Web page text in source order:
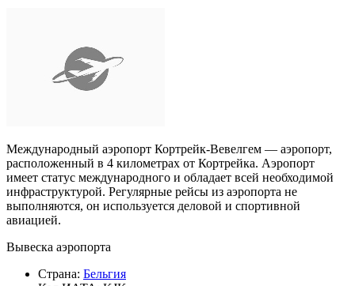
Международный аэропорт Кортрейк-Вевелгем — аэропорт,
расположенный в 4 километрах от Кортрейка. Аэропорт
имеет статус международного и обладает всей необходимой
инфраструктурой. Регулярные рейсы из аэропорта не
выполняются, он используется деловой и спортивной
авиацией.
Вывеска аэропорта
Страна: Бельгия